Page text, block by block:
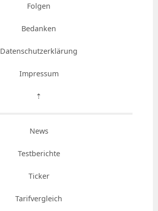
Folgen
Bedanken
Datenschutzerklärung
Impressum
⇡
News
Testberichte
Ticker
Tarifvergleich